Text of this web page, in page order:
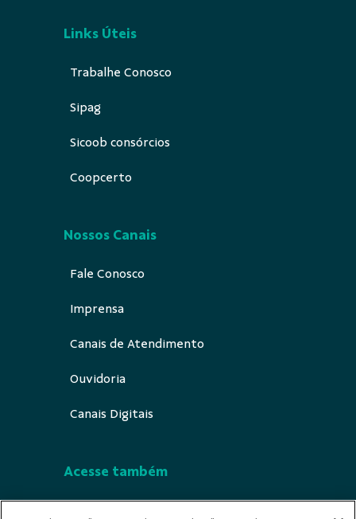
Links Úteis
Trabalhe Conosco
Sipag
Sicoob consórcios
Coopcerto
Nossos Canais
Fale Conosco
Imprensa
Canais de Atendimento
Ouvidoria
Canais Digitais
Acesse também